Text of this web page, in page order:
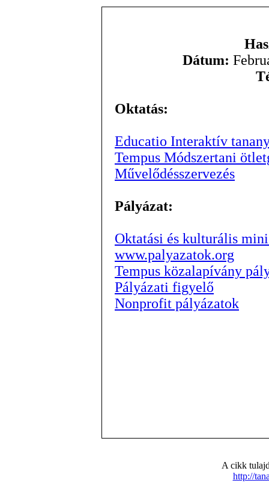
Dátum:
Oktatás:
Educatio Interaktív
Tempus Módszertani
Művelődésszervezés
Pályázat:
Oktatási és kulturális
www.palyazatok.org
Tempus közalapívány
Pályázati figyelő
Nonprofit pályázatok
A cikk
http://